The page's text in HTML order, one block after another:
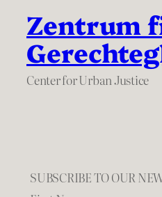
Zentrum
Center for Urban Justice
SUBSCRIBE TO OUR